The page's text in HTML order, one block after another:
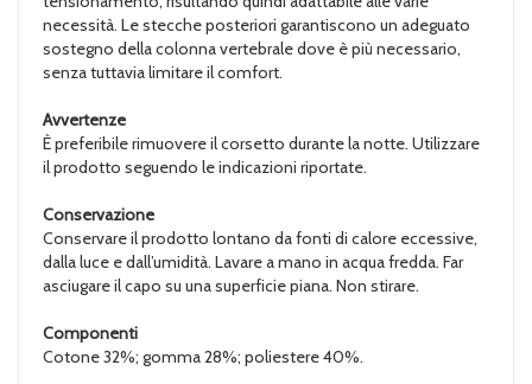
necessità. Le stecche posteriori garantiscono un adeguato
sostegno della colonna vertebrale dove è più necessario,
senza tuttavia limitare il comfort.
Avvertenze
È preferibile rimuovere il corsetto durante la notte. Utilizzare
il prodotto seguendo le indicazioni riportate.
Conservazione
Conservare il prodotto lontano da fonti di calore eccessive,
dalla luce e dall’umidità. Lavare a mano in acqua fredda. Far
asciugare il capo su una superficie piana. Non stirare.
Componenti
Cotone 32%; gomma 28%; poliestere 40%.